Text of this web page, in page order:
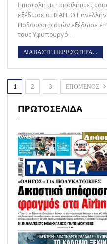
Επιστολή με παραλήπτες
εξέδωσε ο ΠΣΑΠ. Ο
Ποδοσφαιριστών εξέδωσε
τους Υφυπουργό…
ΔΙΑΒΑΣΤΕ ΠΕΡΙΣΣΟΤΕΡΑ...
1 2 3 ΕΠΟΜΕΝΟΣ
ΠΡΩΤΟΣΕΛΙΔΑ